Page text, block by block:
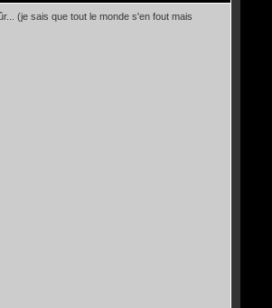
(je sais que tout le monde s'en fout mais